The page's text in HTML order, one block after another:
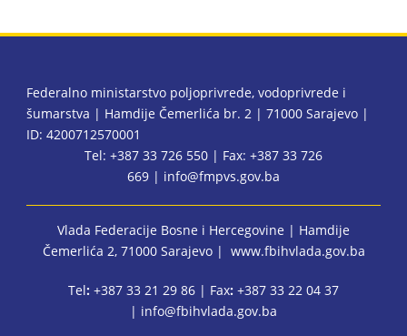
Federalno ministarstvo poljoprivrede, vodoprivrede i
šumarstva | Hamdije Čemerlića br. 2 | 71000 Sarajevo |
ID: 4200712570001
Tel: +387 33 726 550 | Fax: +387 33 726
669 | info@fmpvs.gov.ba
Vlada Federacije Bosne i Hercegovine | Hamdije
Čemerlića 2, 71000 Sarajevo | www.fbihvlada.gov.ba
Tel: +387 33 21 29 86 | Fax: +387 33 22 04 37
| info@fbihvlada.gov.ba